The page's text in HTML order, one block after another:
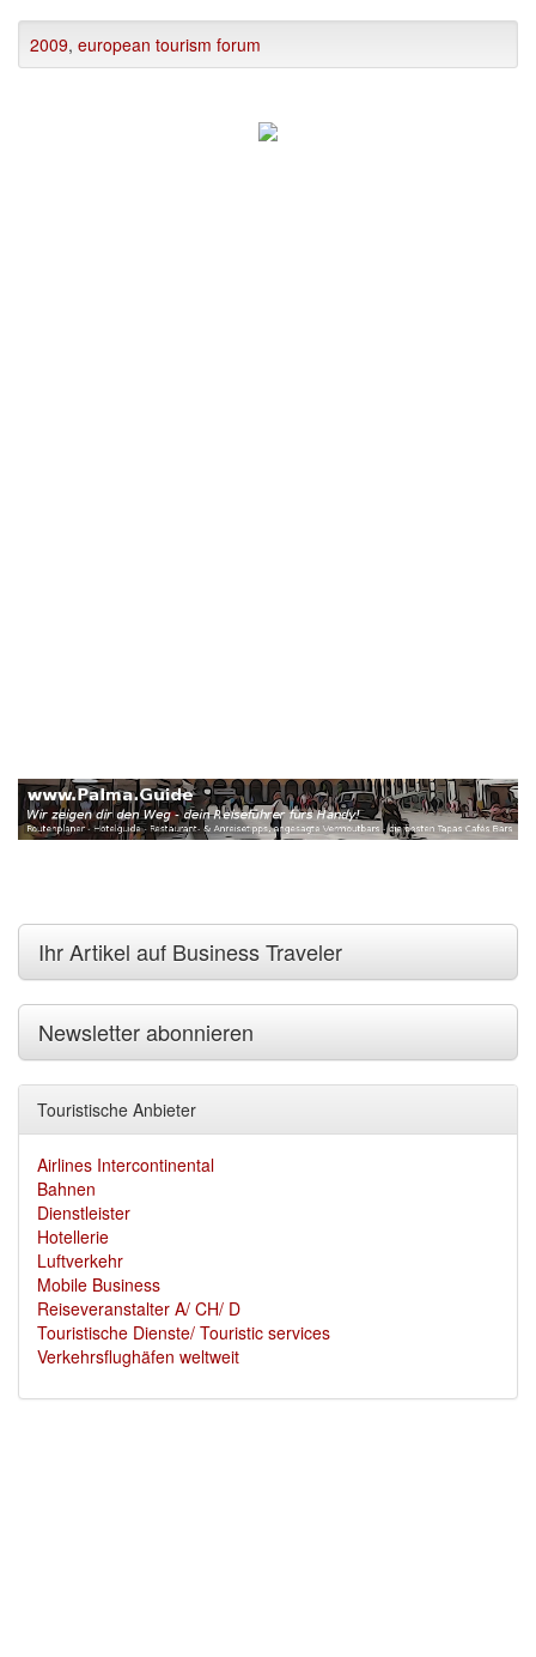
2009, european tourism forum
Ihr Artikel auf Business Traveler
Newsletter abonnieren
Touristische Anbieter
Airlines Intercontinental
Bahnen
Dienstleister
Hotellerie
Luftverkehr
Mobile Business
Reiseveranstalter A/ CH/ D
Touristische Dienste/ Touristic services
Verkehrsflughäfen weltweit